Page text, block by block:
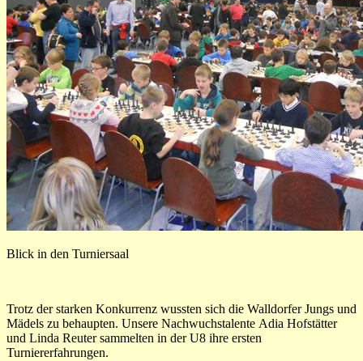
Blick in den Turniersaal
Trotz der starken Konkurrenz wussten sich die Walldorfer Jungs und
Mädels zu behaupten. Unsere Nachwuchstalente Adia Hofstätter
und Linda Reuter sammelten in der U8 ihre ersten
Turniererfahrungen.